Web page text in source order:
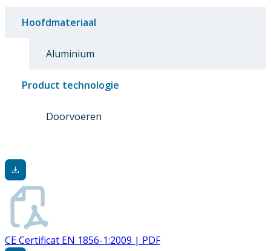
Hoofdmateriaal
Aluminium
Product technologie
Doorvoeren
CE Certificat EN 1856-1:2009 | PDF